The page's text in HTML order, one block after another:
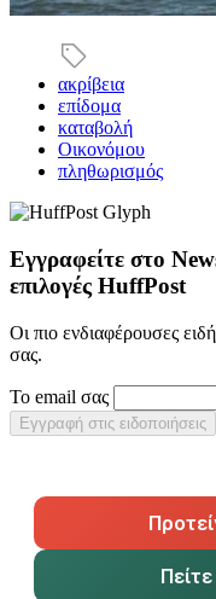
ακρίβεια
επίδομα
καταβολή
Οικονόμου
πληθωρισμός
Εγγραφείτε στο
επιλογές HuffPost
Οι πιο ενδιαφέρουσες
σας.
Το email σας
Εγγραφή στις ειδοποιήσεις